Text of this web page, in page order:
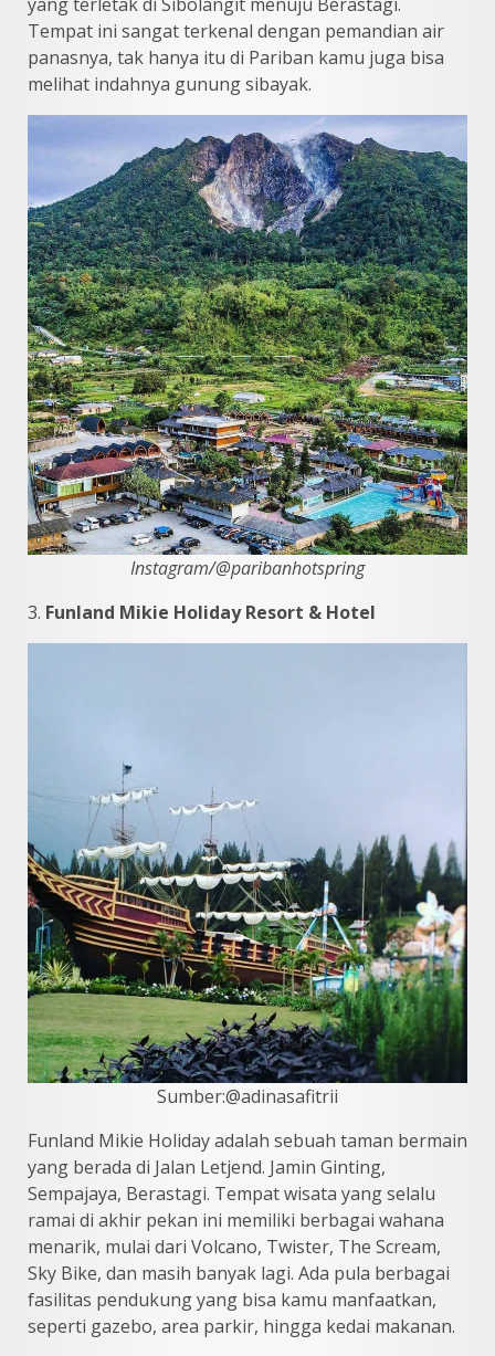
Tempat ini sangat terkenal dengan pemandian air
panasnya, tak hanya itu di Pariban kamu juga bisa
melihat indahnya gunung sibayak.
Instagram/@paribanhotspring
3. Funland Mikie Holiday Resort & Hotel
Sumber:@adinasafitrii
Funland Mikie Holiday adalah sebuah taman bermain
yang berada di Jalan Letjend. Jamin Ginting,
Sempajaya, Berastagi. Tempat wisata yang selalu
ramai di akhir pekan ini memiliki berbagai wahana
menarik, mulai dari Volcano, Twister, The Scream,
Sky Bike, dan masih banyak lagi. Ada pula berbagai
fasilitas pendukung yang bisa kamu manfaatkan,
seperti gazebo, area parkir, hingga kedai makanan.